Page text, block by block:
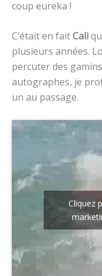
coup eureka !
C’était en faitCali
plusieurs années.
percuter des
autographes, je
un au passage.
Cliquez